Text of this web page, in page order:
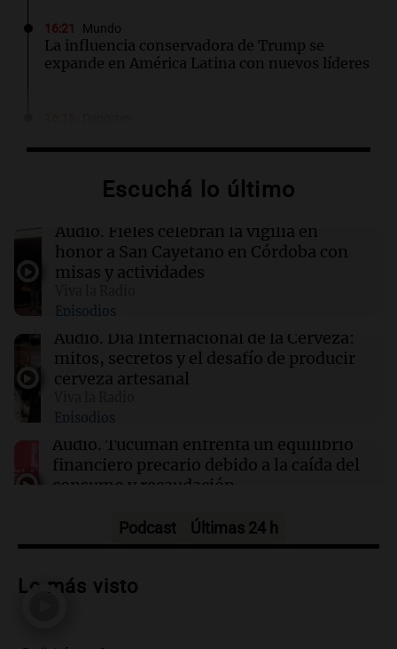
16:21 Mundo
La influencia conservadora de Trump se
expande en América Latina con nuevos líderes
dejar el Olympique de Marsella
Incendio en un edificio al lado de la casa de
Cristina Kirchner: evacuaron a los vecinos
Cameron Hamilton asumirá la FEMA tras su
confirmación en el Senado de EE.UU.
16:11 Espectáculos
que transformó la música pop a los 69 años
Escuchá lo último
Audio. Fieles celebran la vigilia en
honor a San Cayetano en Córdoba con
misas y actividades
Episodios
Audio. Día Internacional de la Cerveza:
mitos, secretos y el desafío de producir
cerveza artesanal
Episodios
Audio. Tucumán enfrenta un equilibrio
financiero precario debido a la caída del
consumo y recaudación
Audio.La calidad del empleo en
en un contexto de crisis económica
Podcast Últimas 24 h
Lo más visto